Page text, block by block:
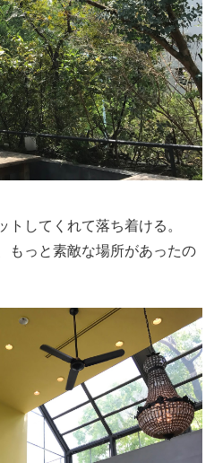
してくれて落ち着ける。
もっと素敵な場所があったの